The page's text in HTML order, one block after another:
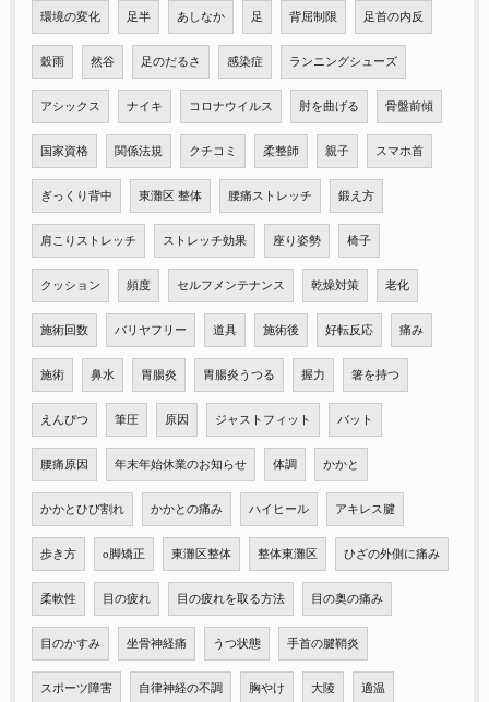
環境の変化 足半 あしなか 足 背屈制限 足首の内反
穀雨 然谷 足のだるさ 感染症 ランニングシューズ
アシックス ナイキ コロナウイルス 肘を曲げる 骨盤前傾
国家資格 関係法規 クチコミ 柔整師 親子 スマホ首
ぎっくり背中 東灘区 整体 腰痛ストレッチ 鍛え方
肩こりストレッチ ストレッチ効果 座り姿勢 椅子
クッション 頻度 セルフメンテナンス 乾燥対策 老化
施術回数 バリヤフリー 道具 施術後 好転反応 痛み
施術 鼻水 胃腸炎 胃腸炎うつる 握力 箸を持つ
えんぴつ 筆圧 原因 ジャストフィット バット
腰痛原因 年末年始休業のお知らせ 体調 かかと
かかとひび割れ かかとの痛み ハイヒール アキレス腱
歩き方 o脚矯正 東灘区整体 整体東灘区 ひざの外側に痛み
柔軟性 目の疲れ 目の疲れを取る方法 目の奥の痛み
目のかすみ 坐骨神経痛 うつ状態 手首の腱鞘炎
スポーツ障害 自律神経の不調 胸やけ 大陵 適温